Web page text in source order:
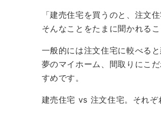
「建売住宅を買うのと、注文
そんなことをたまに聞かれるこ
一般的には注文住宅に較べる
夢のマイホーム、間取りにこ
すめです。
建売住宅 vs 注文住宅。それぞ